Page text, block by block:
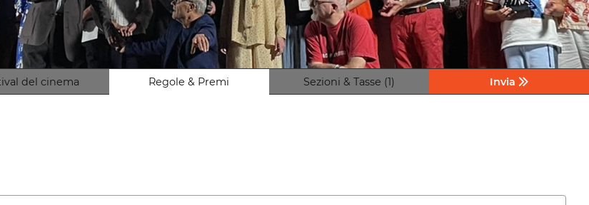
del cinema Regole & Premi Sezioni & Tasse (1) Invia